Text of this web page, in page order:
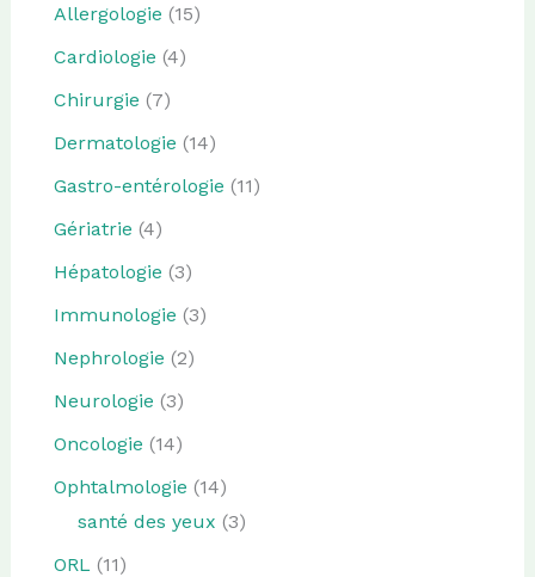
Allergologie (15)
Cardiologie (4)
Chirurgie (7)
Dermatologie (14)
Gastro-entérologie (11)
Gériatrie (4)
Hépatologie (3)
Immunologie (3)
Nephrologie (2)
Neurologie (3)
Oncologie (14)
Ophtalmologie (14)
santé des yeux (3)
ORL (11)